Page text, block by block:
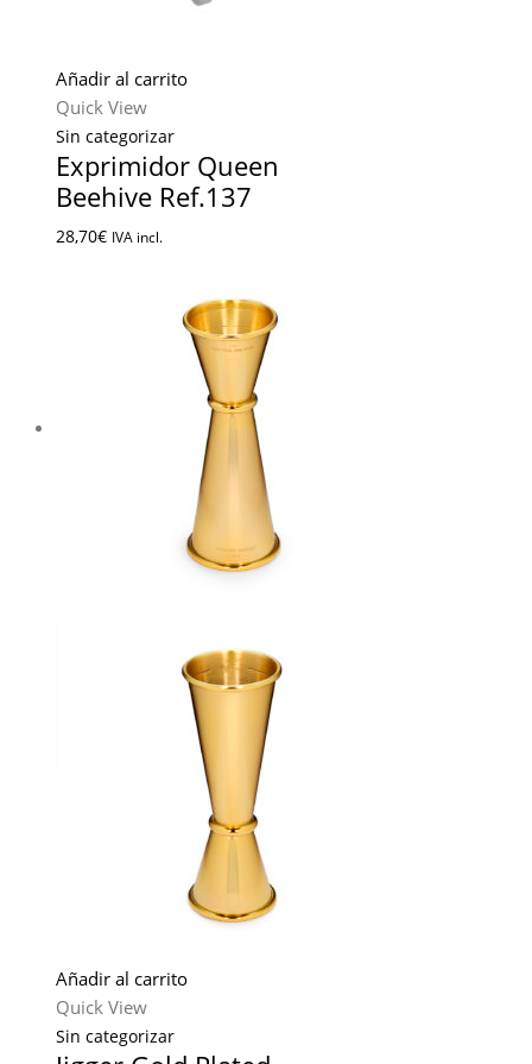
Añadir al carrito
Quick View
Sin categorizar
Exprimidor Queen
Beehive Ref.137
28,70€ IVA incl.
Añadir al carrito
Quick View
Sin categorizar